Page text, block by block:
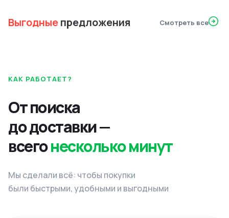
Выгодныепредложения Смотреть все
КАК РАБОТАЕТ?
От поиска
до доставки —
всегонесколько минут
Мы сделали всё: чтобы покупки
были быстрыми, удобными и выгодными